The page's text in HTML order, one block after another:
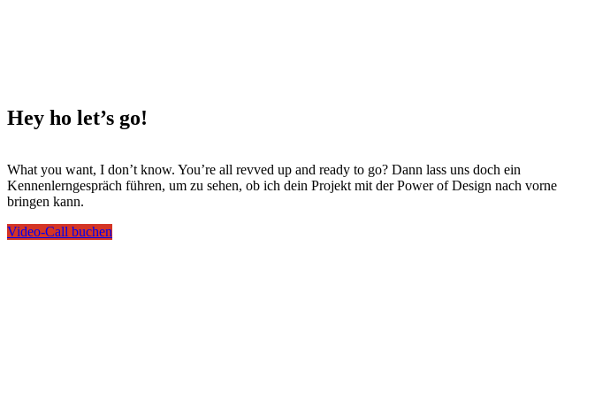
Hey ho let’s go!
What you want, I don’t know. You’re all revved up and ready to go? Dann lass uns doch ein
Kennenlerngespräch führen, um zu sehen, ob ich dein Projekt mit der Power of Design nach vorne
bringen kann.
Video-Call buchen